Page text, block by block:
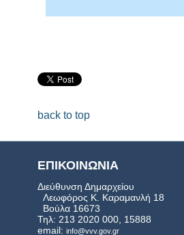
back to top
ΕΠΙΚΟΙΝΩΝΙΑ
Διεύθυνση Δημαρχείου
Λεωφόρος Κ. Καραμανλή 18
Βούλα 16673
Τηλ: 213 2020 000, 15888
email:info@vvv.gov.gr